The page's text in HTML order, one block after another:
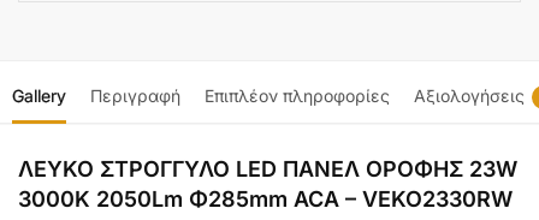
Gallery Περιγραφή Επιπλέον πληροφορίες Αξιολογήσεις
ΛΕΥΚΟ ΣΤΡΟΓΓΥΛΟ LED ΠΑΝΕΛ ΟΡΟΦΗΣ 23W
3000K 2050Lm Φ285mm ACA – VEKO2330RW